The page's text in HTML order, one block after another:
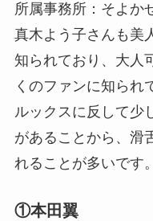
所属事務所：そよか
真木よう子さんも美
知られており、大人
くのファンに知られ
ルックスに反して少
があることから、滑
れることが多いです。
①本田翼